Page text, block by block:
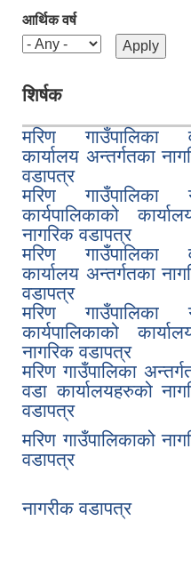
आर्थिक वर्ष
शिर्षक
मरिण गाउँपालिका
कार्यालय अन्तर्गतका
वडापत्र
मरिण गाउँपालिका
कार्यपालिकाको
नागरिक वडापत्र
मरिण गाउँपालिका
कार्यालय अन्तर्गतका
वडापत्र
मरिण गाउँपालिका
कार्यपालिकाको
नागरिक वडापत्र
मरिण गाउँपालिका
वडा कार्यालयहरुको
वडापत्र
मरिण गाउँपालिकाको
वडापत्र
नागरीक वडापत्र